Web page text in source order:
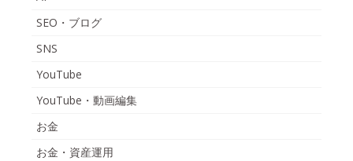
SEO・ブログ
SNS
YouTube
YouTube・動画編集
お金
お金・資産運用